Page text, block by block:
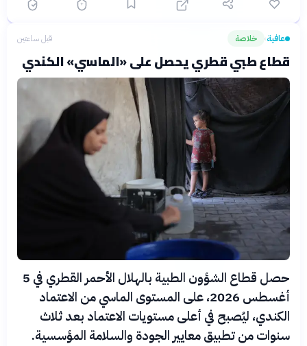
عافية› خلاصة قبل ساعتين
قطاع طبي قطري يحصل على «الماسي» الكندي
حصل قطاع الشؤون الطبية بالهلال الأحمر القطري في 5
أغسطس 2026، على المستوى الماسي من الاعتماد
الكندي، ليُصبح في أعلى مستويات الاعتماد بعد ثلاث
سنوات من تطبيق معايير الجودة والسلامة المؤسسية.